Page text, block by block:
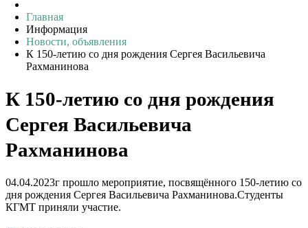
Главная
Информация
Новости, объявления
К 150-летию со дня рождения Сергея Васильевича
Рахманинова
К 150-летию со дня рождения
Сергея Васильевича
Рахманинова
04.04.2023г прошло мероприятие, посвящённого 150-летию со
дня рождения Сергея Васильевича Рахманинова.Студенты
КГМТ приняли участие.